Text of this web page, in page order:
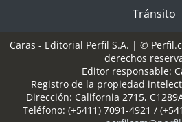
Tránsito
Caras - Editorial Perfil S.A. | ©
derechos
Editor responsable:
Registro de la propiedad
Dirección: California 2715,
Teléfono: (+5411) 7091-4921 /